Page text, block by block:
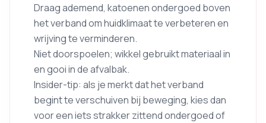
Draag ademend, katoenen ondergoed boven
het verband om huidklimaat te verbeteren en
wrijving te verminderen.
Niet doorspoelen; wikkel gebruikt materiaal in
en gooi in de afvalbak.
Insider-tip: als je merkt dat het verband
begint te verschuiven bij beweging, kies dan
voor een iets strakker zittend ondergoed of